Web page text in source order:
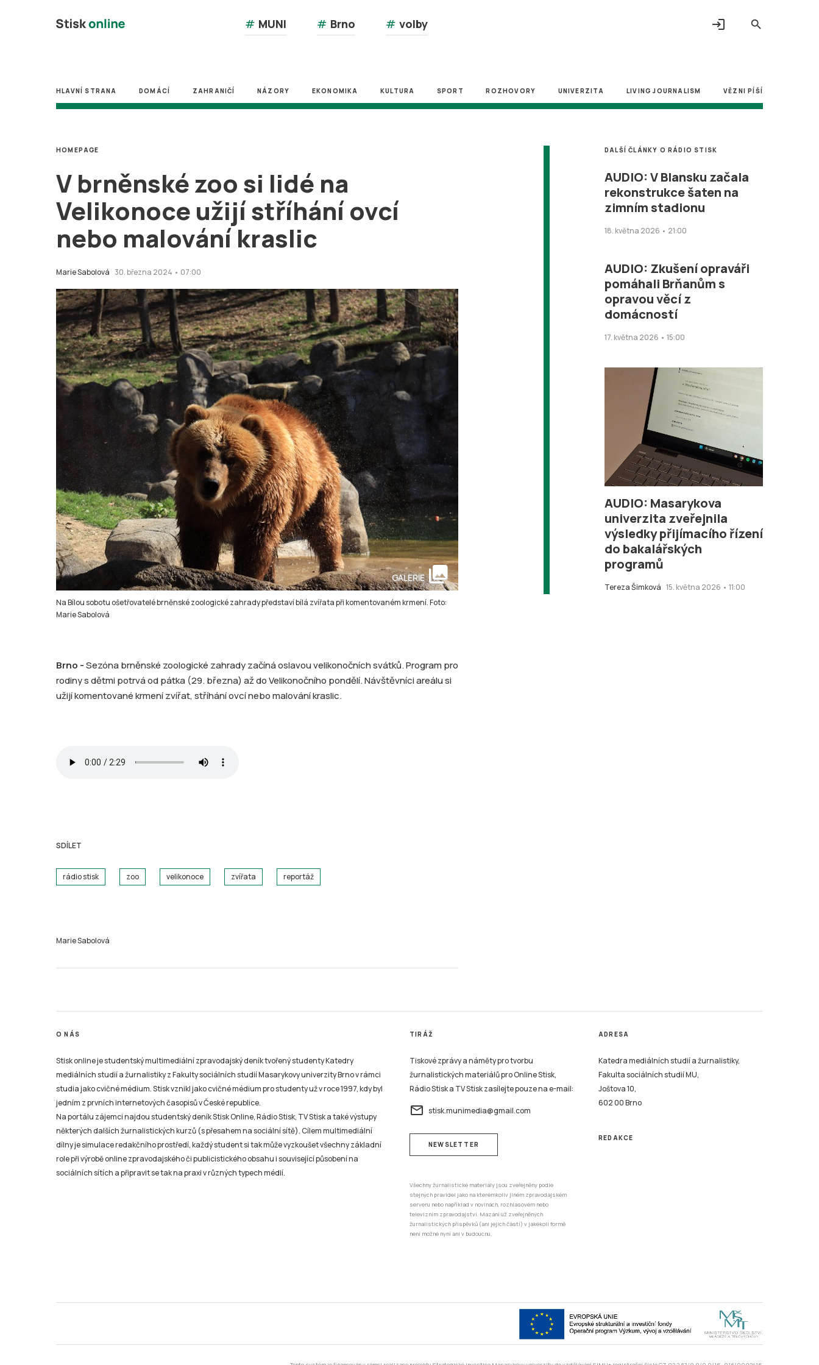
search
# MUNI # Brno # volby login
HLAVNÍ STRANA DOMÁCÍ ZAHRANIČÍ NÁZORY EKONOMIKA KULTURA SPORT ROZHOVORY UNIVERZITA LIVING JOURNALISM VĚZNI PÍŠÍ
V brněnské zoo si lidé na
Velikonoce užijí stříhání ovcí
nebo malování kraslic
Marie Sabolová 30. března 2024 • 07:00
HOMEPAGE
Na Bílou sobotu ošetřovatelé brněnské zoologické zahrady představí bílá zvířata při komentovaném krmení. Foto:
Marie Sabolová
GALERIE collections
Brno -Sezóna brněnské zoologické zahrady začíná oslavou velikonočních svátků. Program pro
rodiny s dětmi potrvá od pátka (29. března) až do Velikonočního pondělí. Návštěvníci areálu si
užijí komentované krmení zvířat, stříhání ovcí nebo malování kraslic.
SDÍLET
rádio stisk zoo velikonoce zvířata reportáž
Marie Sabolová
DALŠÍ ČLÁNKY O RÁDIO STISK
AUDIO: V Blansku začala
rekonstrukce šaten na
zimním stadionu
18. května 2026 • 21:00
AUDIO: Zkušení opraváři
pomáhali Brňanům s
opravou věcí z
domácností
17. května 2026 • 15:00
AUDIO: Masarykova
univerzita zveřejnila
výsledky přijímacího řízení
do bakalářských
programů
Tereza Šimková 15. května 2026 • 11:00
O NÁS
Stisk online je studentský multimediální zpravodajský deník tvořený studenty Katedry
mediálních studií a žurnalistiky z Fakulty sociálních studií Masarykovy univerzity Brno v rámci
studia jako cvičné médium. Stisk vznikl jako cvičné médium pro studenty už v roce 1997, kdy byl
jedním z prvních internetových časopisů v České republice.
Na portálu zájemci najdou studentský deník Stisk Online, Rádio Stisk, TV Stisk a také výstupy
některých dalších žurnalistických kurzů (s přesahem na sociální sítě). Cílem multimediální
dílny je simulace redakčního prostředí, každý student si tak může vyzkoušet všechny základní
role při výrobě online zpravodajského či publicistického obsahu i související působení na
sociálních sítích a připravit se tak na praxi v různých typech médií.
TIRÁŽ
Tiskové zprávy a náměty pro tvorbu
žurnalistických materiálů pro Online Stisk,
Rádio Stisk a TV Stisk zasílejte pouze na e-mail:
email stisk.munimedia@gmail.com
NEWSLETTER
Všechny žurnalistické materiály jsou zveřejněny podle
stejných pravidel jako na kterémkoliv jiném zpravodajském
serveru nebo například v novinách, rozhlasovém nebo
televizním zpravodajství. Mazání už zveřejněných
žurnalistických příspěvků (ani jejich částí) v jakékoli formě
není možné nyní ani v budoucnu.
ADRESA
Katedra mediálních studií a žurnalistiky,
Fakulta sociálních studií MU,
Joštova 10,
602 00 Brno
REDAKCE